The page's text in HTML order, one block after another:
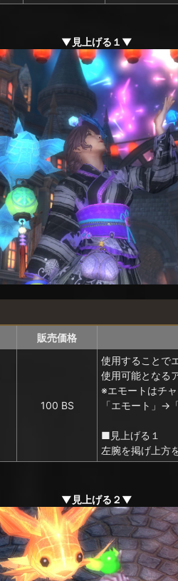
▼見上げる１▼
販売価格
100 BS
使用することで
使用可能となる
※エモートはチ
「エモート」→
■見上げる１
左腕を掲げ上方
▼見上げる２▼